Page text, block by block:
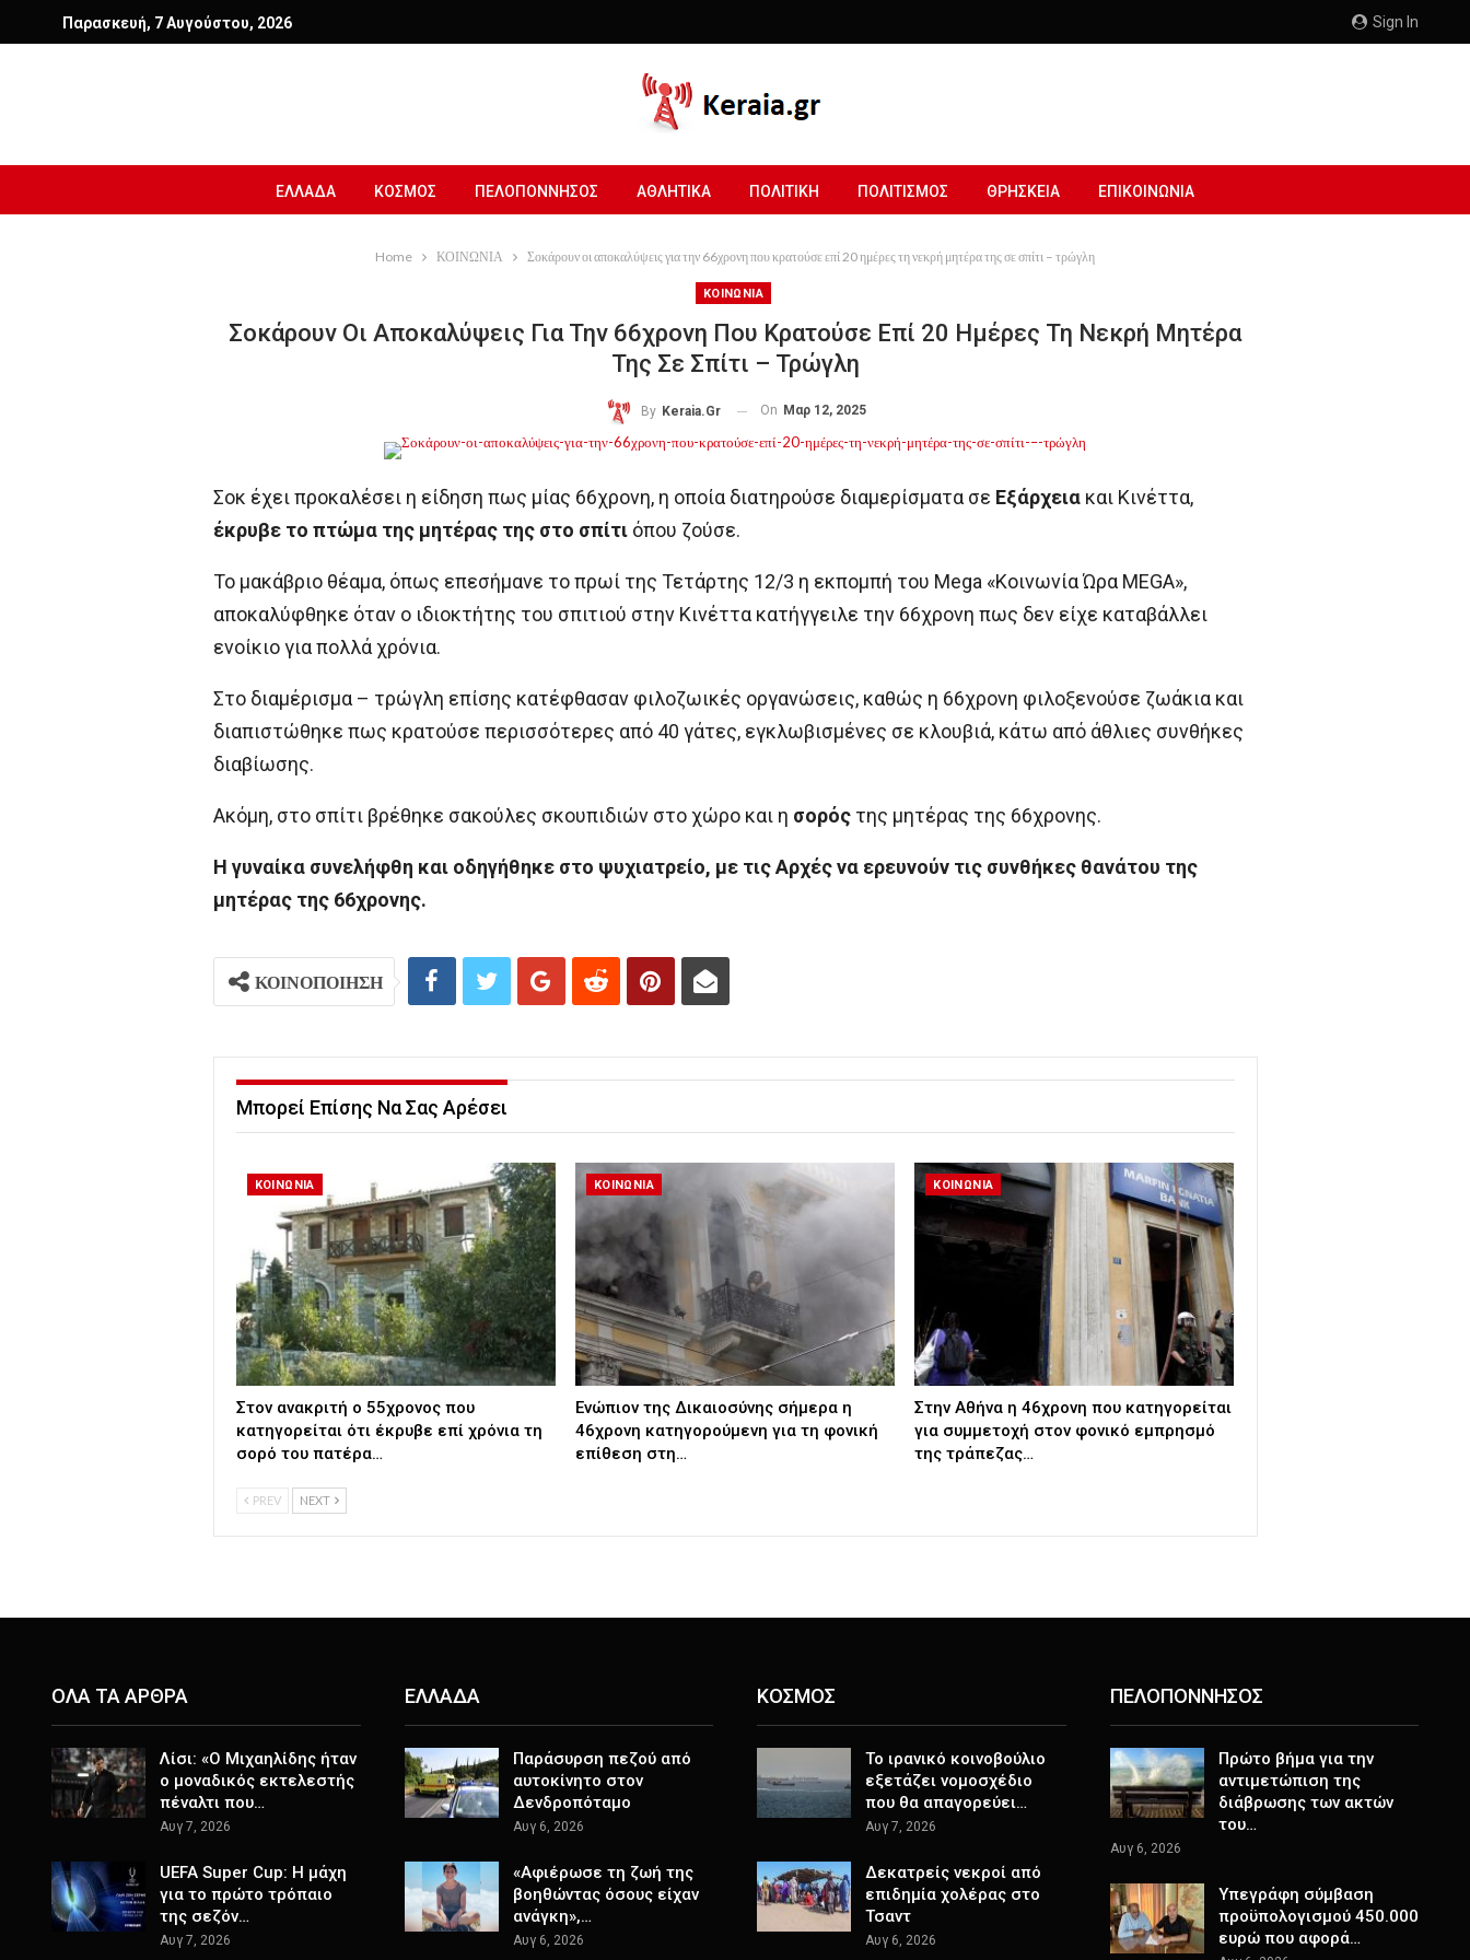
Sign In
Παρασκευή, 7 Αυγούστου, 2026
ΕΛΛΑΔΑ ΚΟΣΜΟΣ ΠΕΛΟΠΟΝΝΗΣΟΣ ΑΘΛΗΤΙΚΑ ΠΟΛΙΤΙΚΗ ΠΟΛΙΤΙΣΜΟΣ ΘΡΗΣΚΕΙΑ ΕΠΙΚΟΙΝΩΝΙΑ
Home ΚΟΙΝΩΝΙΑ Σοκάρουν οι αποκαλύψεις για την 66χρονη που κρατούσε επί 20 ημέρες τη νεκρή μητέρα της σε σπίτι – τρώγλη
ΚΟΙΝΩΝΙΑ
Σοκάρουν Οι Αποκαλύψεις Για Την 66χρονη Που Κρατούσε Επί 20 Ημέρες Τη Νεκρή Μητέρα
Της Σε Σπίτι – Τρώγλη
By Keraia.gr On Μαρ 12, 2025
Σοκ έχει προκαλέσει η είδηση πως μίας 66χρονη, η οποία διατηρούσε διαμερίσματα σε Εξάρχεια και Κινέττα,
έκρυβε το πτώμα της μητέρας της στο σπίτι όπου ζούσε.
Το μακάβριο θέαμα, όπως επεσήμανε το πρωί της Τετάρτης 12/3 η εκπομπή του Mega «Κοινωνία Ώρα MEGA»,
αποκαλύφθηκε όταν ο ιδιοκτήτης του σπιτιού στην Κινέττα κατήγγειλε την 66χρονη πως δεν είχε καταβάλλει
ενοίκιο για πολλά χρόνια.
Στο διαμέρισμα – τρώγλη επίσης κατέφθασαν φιλοζωικές οργανώσεις, καθώς η 66χρονη φιλοξενούσε ζωάκια και
διαπιστώθηκε πως κρατούσε περισσότερες από 40 γάτες, εγκλωβισμένες σε κλουβιά, κάτω από άθλιες συνθήκες
διαβίωσης.
Ακόμη, στο σπίτι βρέθηκε σακούλες σκουπιδιών στο χώρο και η σορός της μητέρας της 66χρονης.
Η γυναίκα συνελήφθη και οδηγήθηκε στο ψυχιατρείο, με τις Αρχές να ερευνούν τις συνθήκες θανάτου της
μητέρας της 66χρονης.
ΚΟΙΝΟΠΟΙΗΣΗ
Μπορεί Επίσης Να Σας Αρέσει
ΚΟΙΝΩΝΙΑ
Στον ανακριτή ο 55χρονος που
κατηγορείται ότι έκρυβε επί χρόνια τη
σορό του πατέρα…
ΚΟΙΝΩΝΙΑ
Ενώπιον της Δικαιοσύνης σήμερα η
46χρονη κατηγορούμενη για τη φονική
επίθεση στη…
ΚΟΙΝΩΝΙΑ
Στην Αθήνα η 46χρονη που κατηγορείται
για συμμετοχή στον φονικό εμπρησμό
της τράπεζας…
PREV NEXT
ΟΛΑ ΤΑ ΑΡΘΡΑ
Λίσι: «Ο Μιχαηλίδης ήταν
ο μοναδικός εκτελεστής
πέναλτι που…
Αυγ 7, 2026
UEFA Super Cup: Η μάχη
για το πρώτο τρόπαιο
της σεζόν…
Αυγ 7, 2026
ΕΛΛΑΔΑ
Παράσυρση πεζού από
αυτοκίνητο στον
Δενδροπόταμο
Αυγ 6, 2026
«Αφιέρωσε τη ζωή της
βοηθώντας όσους είχαν
ανάγκη»,…
Αυγ 6, 2026
ΚΟΣΜΟΣ
Το ιρανικό κοινοβούλιο
εξετάζει νομοσχέδιο
που θα απαγορεύει…
Αυγ 7, 2026
Δεκατρείς νεκροί από
επιδημία χολέρας στο
Τσαντ
Αυγ 6, 2026
ΠΕΛΟΠΟΝΝΗΣΟΣ
Πρώτο βήμα για την
αντιμετώπιση της
διάβρωσης των ακτών
του…
Αυγ 6, 2026
Υπεγράφη σύμβαση
προϋπολογισμού 450.000
ευρώ που αφορά…